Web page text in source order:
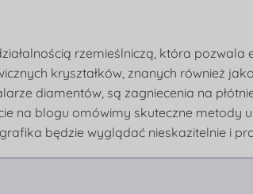
rzemieślniczą, która
kryształków, znanych również
diamentów, są zagniecenia na
na blogu omówimy skuteczne metody
będzie wyglądać nieskazitelnie i